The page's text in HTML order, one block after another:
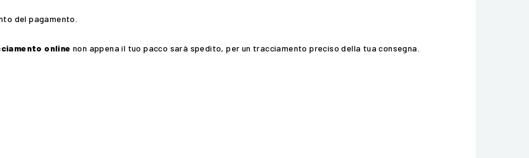
del pagamento.
online non appena il tuo pacco sarà spedito, per un tracciamento preciso della tua consegna.